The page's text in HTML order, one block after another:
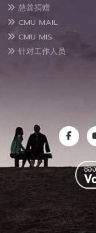
慈善捐赠
CMU MAIL
CMU MIS
针对工作人员